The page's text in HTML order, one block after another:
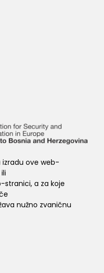
izradu ove web-
stranici, a za koje
nužno zvaničnu